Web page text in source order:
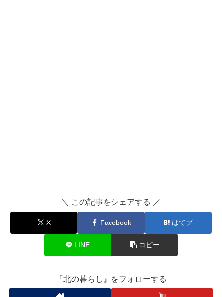
＼ この記事をシェアする ／
X Facebook はてブ
LINE コピー
『北の暮らし』をフォローする